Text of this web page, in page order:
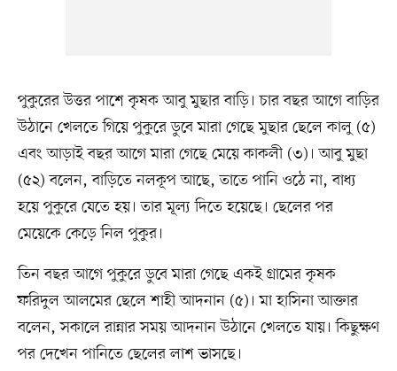
পুকুরের উত্তর পাশে কৃষক আবু মুছার বাড়ি। চার বছর আগে বাড়ির
উঠানে খেলতে গিয়ে পুকুরে ডুবে মারা গেছে মুছার ছেলে কালু (৫)
এবং আড়াই বছর আগে মারা গেছে মেয়ে কাকলী (৩)। আবু মুছা
(৫২) বলেন, বাড়িতে নলকূপ আছে, তাতে পানি ওঠে না, বাধ্য
হয়ে পুকুরে যেতে হয়। তার মূল্য দিতে হয়েছে। ছেলের পর
মেয়েকে কেড়ে নিল পুকুর।
তিন বছর আগে পুকুরে ডুবে মারা গেছে একই গ্রামের কৃষক
ফরিদুল আলমের ছেলে শাহী আদনান (৫)। মা হাসিনা আক্তার
বলেন, সকালে রান্নার সময় আদনান উঠানে খেলতে যায়। কিছুক্ষণ
পর দেখেন পানিতে ছেলের লাশ ভাসছে।